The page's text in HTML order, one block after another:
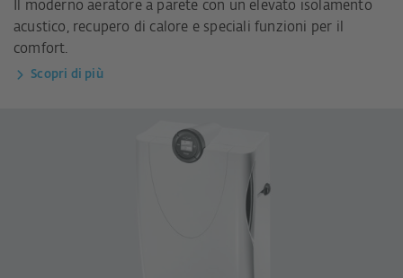
Il moderno aeratore a parete con un elevato isolamento
acustico, recupero di calore e speciali funzioni per il
comfort.
Scopri di più